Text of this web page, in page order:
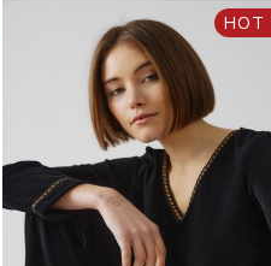
HOT